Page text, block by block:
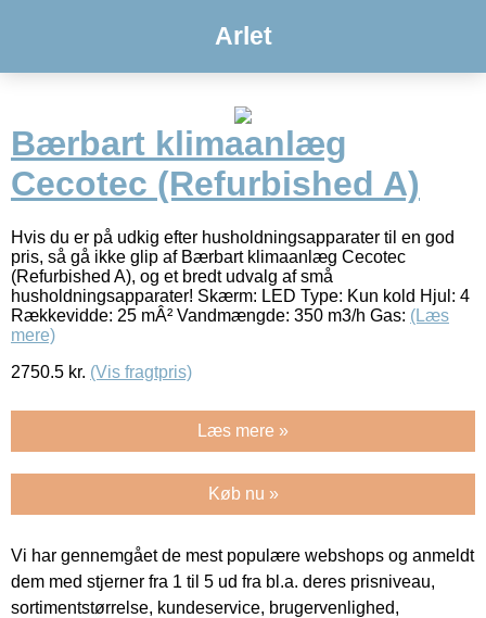
Arlet
Bærbart klimaanlæg
Cecotec (Refurbished A)
Hvis du er på udkig efter husholdningsapparater til en god
pris, så gå ikke glip af Bærbart klimaanlæg Cecotec
(Refurbished A), og et bredt udvalg af små
husholdningsapparater! Skærm: LED Type: Kun kold Hjul: 4
Rækkevidde: 25 mÂ² Vandmængde: 350 m3/h Gas: (Læs
mere)
2750.5 kr. (Vis fragtpris)
Læs mere »
Køb nu »
Vi har gennemgået de mest populære webshops og anmeldt
dem med stjerner fra 1 til 5 ud fra bl.a. deres prisniveau,
sortimentstørrelse, kundeservice, brugervenlighed,